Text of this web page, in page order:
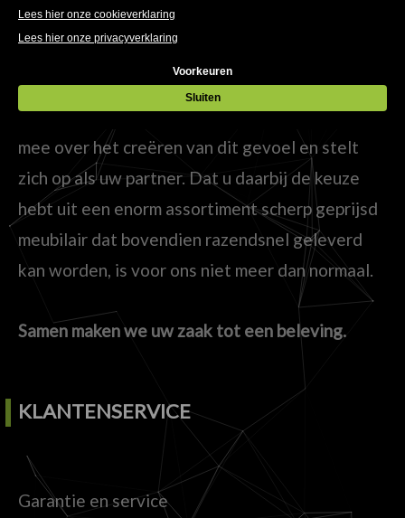
Tegenwoordig draait het in een (horeca)zaak
Welke sfeer straalt uw zaak uit en past deze bij
uw doelgroep? HorecaMeubilair denkt met u
mee over het creëren van dit gevoel en stelt
zich op als uw partner. Dat u daarbij de keuze
hebt uit een enorm assortiment scherp geprijsd
meubilair dat bovendien razendsnel geleverd
kan worden, is voor ons niet meer dan normaal.
Samen maken we uw zaak tot een beleving.
KLANTENSERVICE
Garantie en service